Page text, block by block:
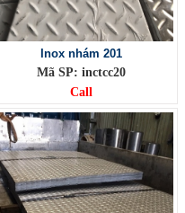
Inox nhám 201
Mã SP: inctcc20
Call